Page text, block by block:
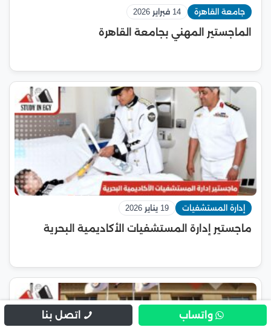
جامعة القاهرة 14 فبراير 2026
الماجستير المهني بجامعة القاهرة
إدارة المستشفيات 19 يناير 2026
ماجستير إدارة المستشفيات الأكاديمية البحرية
واتساب اتصل بنا